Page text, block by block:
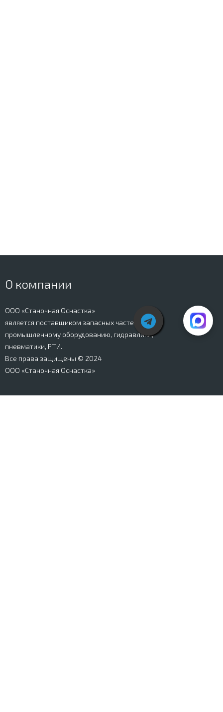
О компании
ООО «Станочная Оснастка»
является поставщиком запасных частей к
промышленному оборудованию, гидравлики,
пневматики, РТИ.
Все права защищены © 2024
ООО «Станочная Оснастка»